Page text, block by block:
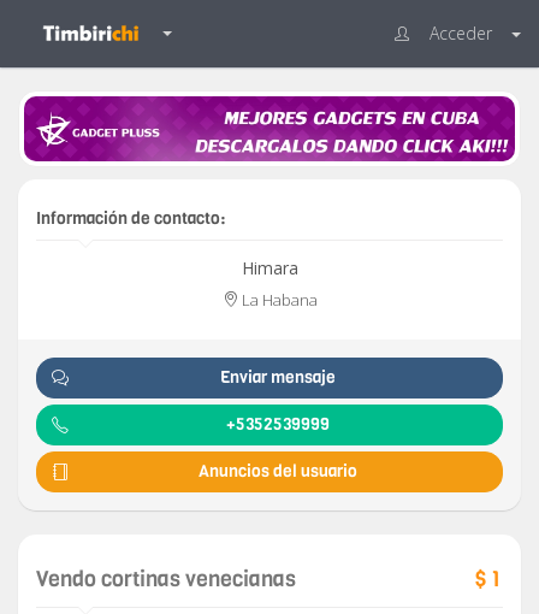
Acceder
Información de contacto:
Himara
La Habana
Enviar mensaje
+5352539999
Anuncios del usuario
Vendo cortinas venecianas $ 1